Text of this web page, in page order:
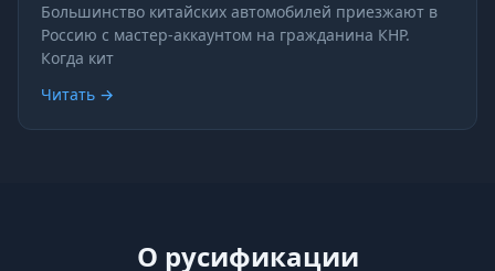
Большинство китайских автомобилей приезжают в
Россию с мастер-аккаунтом на гражданина КНР.
Когда кит
Читать →
О русификации